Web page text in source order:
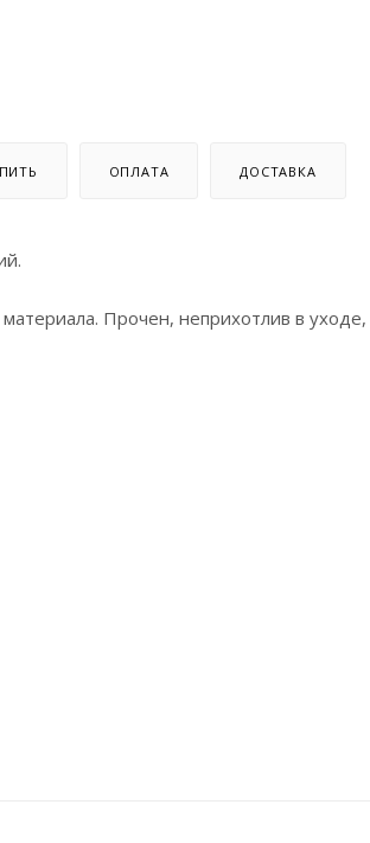
ОПЛАТА ДОСТАВКА
Прочен, неприхотлив в